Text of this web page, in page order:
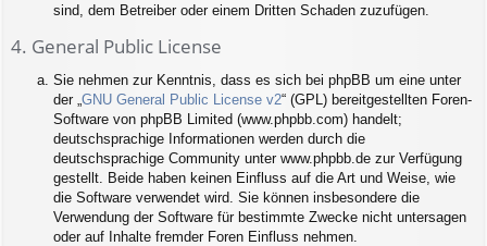
sind, dem Betreiber oder einem Dritten Schaden zuzufügen.
4. General Public License
Sie nehmen zur Kenntnis, dass es sich bei phpBB um eine unter
der „ GNU General Public License v2“ (GPL) bereitgestellten Foren-
Software von phpBB Limited (www.phpbb.com) handelt;
deutschsprachige Informationen werden durch die
deutschsprachige Community unter www.phpbb.de zur Verfügung
gestellt. Beide haben keinen Einfluss auf die Art und Weise, wie
die Software verwendet wird. Sie können insbesondere die
Verwendung der Software für bestimmte Zwecke nicht untersagen
oder auf Inhalte fremder Foren Einfluss nehmen.